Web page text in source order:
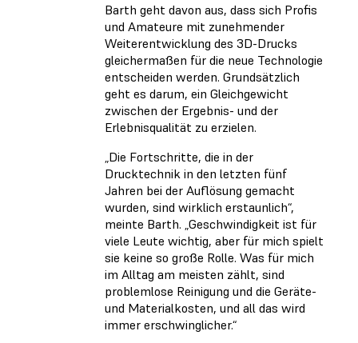
Barth geht davon aus, dass sich Profis
und Amateure mit zunehmender
Weiterentwicklung des 3D-Drucks
gleichermaßen für die neue Technologie
entscheiden werden. Grundsätzlich
geht es darum, ein Gleichgewicht
zwischen der Ergebnis- und der
Erlebnisqualität zu erzielen.
„Die Fortschritte, die in der
Drucktechnik in den letzten fünf
Jahren bei der Auflösung gemacht
wurden, sind wirklich erstaunlich“,
meinte Barth. „Geschwindigkeit ist für
viele Leute wichtig, aber für mich spielt
sie keine so große Rolle. Was für mich
im Alltag am meisten zählt, sind
problemlose Reinigung und die Geräte-
und Materialkosten, und all das wird
immer erschwinglicher.“